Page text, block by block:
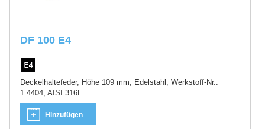
DF 100 E4
Deckelhaltefeder, Höhe 109 mm, Edelstahl, Werkstoff-Nr.:
1.4404, AISI 316L
Hinzufügen